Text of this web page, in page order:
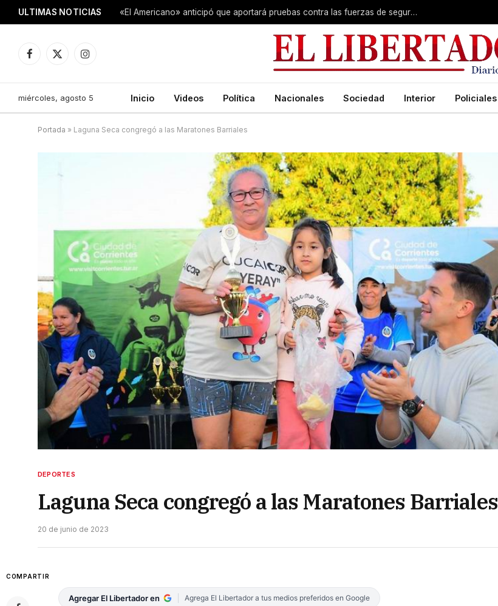
ULTIMAS NOTICIAS «El Americano» anticipó que aportará pruebas contra las fuerzas de seguridad y la jueza Pozzer Penzo
Facebook
X
Instagram
miércoles, agosto 5 Inicio Videos Política Nacionales Sociedad Interior Policiales
Portada » Laguna Seca congregó a las Maratones Barriales
DEPORTES
Laguna Seca congregó a las Maratones Barriales
20 de junio de 2023
COMPARTIR
Agregar El Libertador en Agrega El Libertador a tus medios preferidos en Google